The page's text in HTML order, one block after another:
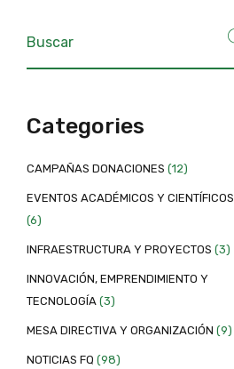
Categories
CAMPAÑAS DONACIONES (12)
EVENTOS ACADÉMICOS Y CIENTÍFICOS
(6)
INFRAESTRUCTURA Y PROYECTOS (3)
INNOVACIÓN, EMPRENDIMIENTO Y
TECNOLOGÍA(3)
MESA DIRECTIVA Y ORGANIZACIÓN (9)
NOTICIAS FQ (98)